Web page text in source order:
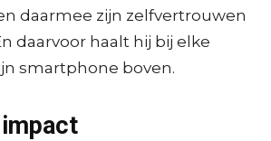
daarmee zijn zelfvertrouwen
daarvoor haalt hij bij elke
smartphone boven.